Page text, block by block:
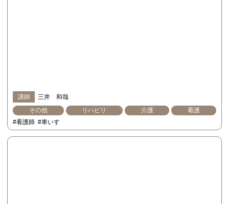
講師
三井 和哉
その他
リハビリ 介護
看護
#看護師 #車いす